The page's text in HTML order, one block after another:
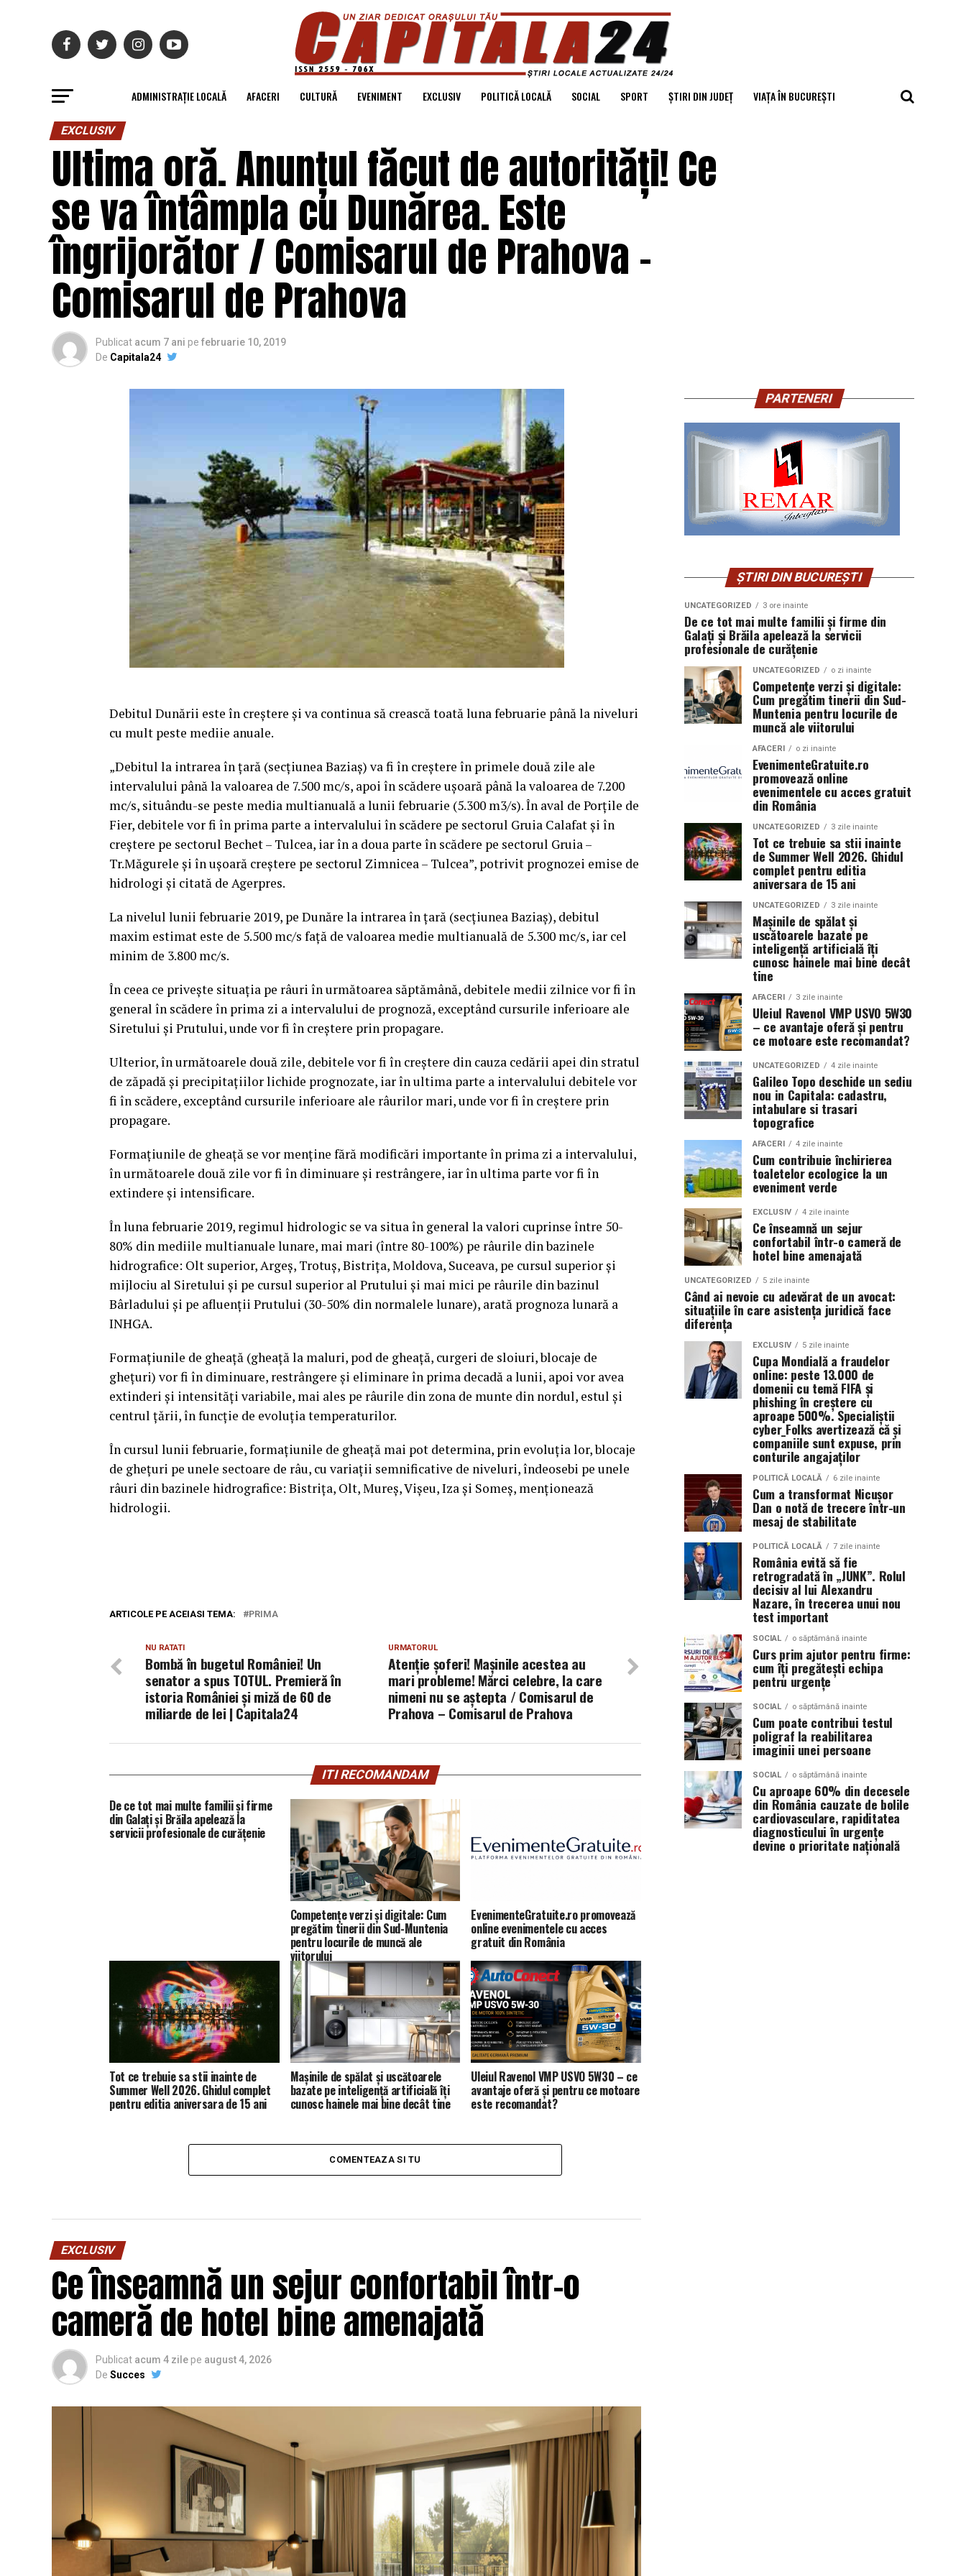
ADMINISTRAȚIE LOCALĂ AFACERI CULTURĂ EVENIMENT EXCLUSIV POLITICĂ LOCALĂ SOCIAL SPORT ȘTIRI DIN JUDEȚ VIAȚA ÎN BUCUREȘTI
EXCLUSIV
Ultima oră. Anunțul făcut de autorități! Ce
se va întâmpla cu Dunărea. Este
îngrijorător / Comisarul de Prahova –
Comisarul de Prahova
Publicat acum 7 ani pe februarie 10, 2019
De Capitala24
Debitul Dunării este în creştere şi va continua să crească toată luna februarie până la niveluri
cu mult peste mediie anuale.
„Debitul la intrarea în ţară (secţiunea Baziaş) va fi în creştere în primele două zile ale
intervalului până la valoarea de 7.500 mc/s, apoi în scădere uşoară până la valoarea de 7.200
mc/s, situându-se peste media multianuală a lunii februarie (5.300 m3/s). În aval de Porţile de
Fier, debitele vor fi în prima parte a intervalului în scădere pe sectorul Gruia Calafat şi în
creştere pe sectorul Bechet – Tulcea, iar în a doua parte în scădere pe sectorul Gruia –
Tr.Măgurele şi în uşoară creştere pe sectorul Zimnicea – Tulcea”, potrivit prognozei emise de
hidrologi şi citată de Agerpres.
La nivelul lunii februarie 2019, pe Dunăre la intrarea în ţară (secţiunea Baziaş), debitul
maxim estimat este de 5.500 mc/s faţă de valoarea medie multianuală de 5.300 mc/s, iar cel
minim de 3.800 mc/s.
În ceea ce priveşte situaţia pe râuri în următoarea săptămână, debitele medii zilnice vor fi în
general în scădere în prima zi a intervalului de prognoză, exceptând cursurile inferioare ale
Siretului şi Prutului, unde vor fi în creştere prin propagare.
Ulterior, în următoarele două zile, debitele vor fi în creştere din cauza cedării apei din stratul
de zăpadă şi precipitaţiilor lichide prognozate, iar în ultima parte a intervalului debitele vor
fi în scădere, exceptând cursurile inferioare ale râurilor mari, unde vor fi în creştere prin
propagare.
Formaţiunile de gheaţă se vor menţine fără modificări importante în prima zi a intervalului,
în următoarele două zile vor fi în diminuare şi restrângere, iar în ultima parte vor fi în
extindere şi intensificare.
În luna februarie 2019, regimul hidrologic se va situa în general la valori cuprinse între 50-
80% din mediile multianuale lunare, mai mari (între 80-100%) pe râurile din bazinele
hidrografice: Olt superior, Argeş, Trotuş, Bistriţa, Moldova, Suceava, pe cursul superior şi
mijlociu al Siretului şi pe cursul superior al Prutului şi mai mici pe râurile din bazinul
Bârladului şi pe afluenţii Prutului (30-50% din normalele lunare), arată prognoza lunară a
INHGA.
Formaţiunile de gheaţă (gheaţă la maluri, pod de gheaţă, curgeri de sloiuri, blocaje de
gheţuri) vor fi în diminuare, restrângere şi eliminare în prima decadă a lunii, apoi vor avea
extinderi şi intensităţi variabile, mai ales pe râurile din zona de munte din nordul, estul şi
centrul ţării, în funcţie de evoluţia temperaturilor.
În cursul lunii februarie, formaţiunile de gheaţă mai pot determina, prin evoluţia lor, blocaje
de gheţuri pe unele sectoare de râu, cu variaţii semnificative de niveluri, îndeosebi pe unele
râuri din bazinele hidrografice: Bistriţa, Olt, Mureş, Vişeu, Iza şi Someş, menţionează
hidrologii.
ARTICOLE PE ACEIASI TEMA: PRIMA
URMATORUL
Atenție șoferi! Mașinile acestea au
mari probleme! Mărci celebre, la care
nimeni nu se aștepta / Comisarul de
Prahova – Comisarul de Prahova
NU RATATI
Bombă în bugetul României! Un
senator a spus TOTUL. Premieră în
istoria României și miză de 60 de
miliarde de lei | Capitala24
ITI RECOMANDAM
De ce tot mai multe familii și firme
din Galați și Brăila apelează la
servicii profesionale de curățenie
Competențe verzi și digitale: Cum
pregătim tinerii din Sud-Muntenia
pentru locurile de muncă ale
viitorului
EvenimenteGratuite.ro promovează
online evenimentele cu acces
gratuit din România
Tot ce trebuie sa stii inainte de
Summer Well 2026. Ghidul complet
pentru editia aniversara de 15 ani
Mașinile de spălat și uscătoarele
bazate pe inteligență artificială îți
cunosc hainele mai bine decât tine
Uleiul Ravenol VMP USVO 5W30 – ce
avantaje oferă și pentru ce motoare
este recomandat?
COMENTEAZA SI TU
EXCLUSIV
Ce înseamnă un sejur confortabil într-o
cameră de hotel bine amenajată
Publicat acum 4 zile pe august 4, 2026
De Succes
PARTENERI
ȘTIRI DIN BUCUREȘTI
UNCATEGORIZED 3 ore inainte
De ce tot mai multe familii și firme din
Galați și Brăila apelează la servicii
profesionale de curățenie
UNCATEGORIZED o zi inainte
Competențe verzi și digitale:
Cum pregătim tinerii din Sud-
Muntenia pentru locurile de
muncă ale viitorului
AFACERI o zi inainte
EvenimenteGratuite.ro
promovează online
evenimentele cu acces gratuit
din România
UNCATEGORIZED 3 zile inainte
Tot ce trebuie sa stii inainte
de Summer Well 2026. Ghidul
complet pentru editia
aniversara de 15 ani
UNCATEGORIZED 3 zile inainte
Mașinile de spălat și
uscătoarele bazate pe
inteligență artificială îți
cunosc hainele mai bine decât
tine
AFACERI 3 zile inainte
Uleiul Ravenol VMP USVO 5W30
– ce avantaje oferă și pentru
ce motoare este recomandat?
UNCATEGORIZED 4 zile inainte
Galileo Topo deschide un sediu
nou in Capitala: cadastru,
intabulare si trasari
topografice
AFACERI 4 zile inainte
Cum contribuie închirierea
toaletelor ecologice la un
eveniment verde
EXCLUSIV 4 zile inainte
Ce înseamnă un sejur
confortabil într-o cameră de
hotel bine amenajată
UNCATEGORIZED 5 zile inainte
Când ai nevoie cu adevărat de un avocat:
situațiile în care asistența juridică face
diferența
EXCLUSIV 5 zile inainte
Cupa Mondială a fraudelor
online: peste 13.000 de
domenii cu temă FIFA și
phishing în creștere cu
aproape 500%. Specialiștii
cyber_Folks avertizează că și
companiile sunt expuse, prin
conturile angajaților
POLITICĂ LOCALĂ 6 zile inainte
Cum a transformat Nicușor
Dan o notă de trecere într-un
mesaj de stabilitate
POLITICĂ LOCALĂ 7 zile inainte
România evită să fie
retrogradată în „JUNK”. Rolul
decisiv al lui Alexandru
Nazare, în trecerea unui nou
test important
SOCIAL o săptămână inainte
Curs prim ajutor pentru firme:
cum îți pregătești echipa
pentru urgențe
SOCIAL o săptămână inainte
Cum poate contribui testul
poligraf la reabilitarea
imaginii unei persoane
SOCIAL o săptămână inainte
Cu aproape 60% din decesele
din România cauzate de bolile
cardiovasculare, rapiditatea
diagnosticului în urgențe
devine o prioritate națională